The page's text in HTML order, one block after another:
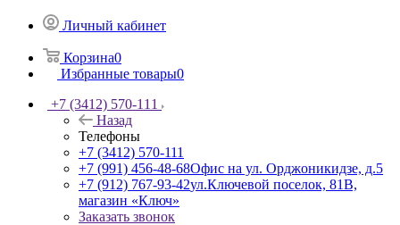
Личный кабинет
Корзина0
Избранные товары0
+7 (3412) 570-111
Назад
Телефоны
+7 (3412) 570-111
+7 (991) 456-48-68Офис на ул. Орджоникидзе, д.5
+7 (912) 767-93-42ул.Ключевой поселок, 81В,
магазин «Ключ»
Заказать звонок